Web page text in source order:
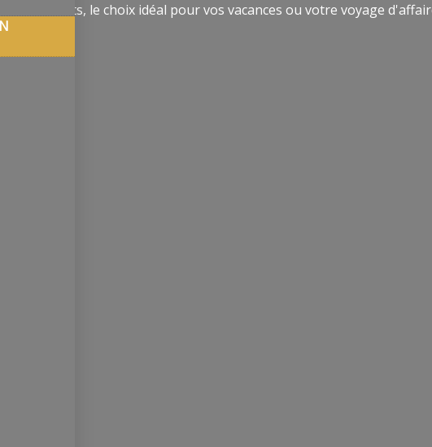
tous les goûts, le choix idéal pour vos vacances ou votre voyage